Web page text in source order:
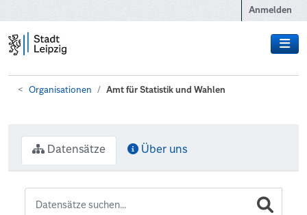
Anmelden
Organisationen Amt für Statistik und Wahlen
Datensätze Über uns